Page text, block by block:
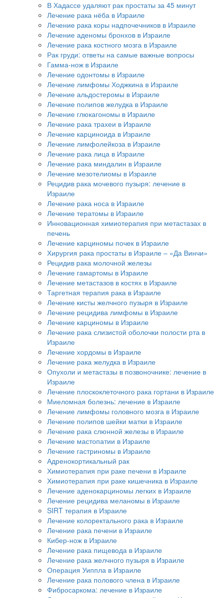
В Хадассе удаляют рак простаты за 45 минут
Лечение рака нёба в Израиле
Лечение рака коры надпочечников в Израиле
Лечение аденомы бронхов в Израиле
Лечение рака костного мозга в Израиле
Рак груди: ответы на самые важные вопросы
Гамма-нож в Израиле
Лечение одонтомы в Израиле
Лечение лимфомы Ходжкина в Израиле
Лечение альдостеромы в Израиле
Лечение полипов желудка в Израиле
Лечение глюкагономы в Израиле
Лечение рака трахеи в Израиле
Лечение карциноида в Израиле
Лечение лимфолейкоза в Израиле
Лечение рака лица в Израиле
Лечение рака миндалин в Израиле
Лечение мезотелиомы в Израиле
Рецидив рака мочевого пузыря: лечение в
Израиле
Лечение рака носа в Израиле
Лечение тератомы в Израиле
Инновационная химиотерапия при метастазах в
печень
Лечение карциномы почек в Израиле
Хирургия рака простаты в Израиле – «Да Винчи»
Рецидив рака молочной железы
Лечение гамартомы в Израиле
Лечение метастазов в костях в Израиле
Таргетная терапия рака в Израиле
Лечение кисты желчного пузыря в Израиле
Лечение рецидива лимфомы в Израиле
Лечение карциномы в Израиле
Лечение рака слизистой оболочки полости рта в
Израиле
Лечение хордомы в Израиле
Лечение рака желудка в Израиле
Опухоли и метастазы в позвоночнике: лечение в
Израиле
Лечение плоскоклеточного рака гортани в Израиле
Миеломная болезнь: лечение в Израиле
Лечение лимфомы головного мозга в Израиле
Лечение полипов шейки матки в Израиле
Лечение рака слюнной железы в Израиле
Лечение мастопатии в Израиле
Лечение гастриномы в Израиле
Адренокортикальный рак
Химиотерапия при раке печени в Израиле
Химиотерапия при раке кишечника в Израиле
Лечение аденокарциномы легких в Израиле
Лечение рецидива меланомы в Израиле
SIRT терапия в Израиле
Лечение колоректального рака в Израиле
Лечение рака печени в Израиле
Кибер-нож в Израиле
Лечение рака пищевода в Израиле
Лечение рака желчного пузыря в Израиле
Операция Уиппла в Израиле
Лечение рака полового члена в Израиле
Фибросаркома: лечение в Израиле